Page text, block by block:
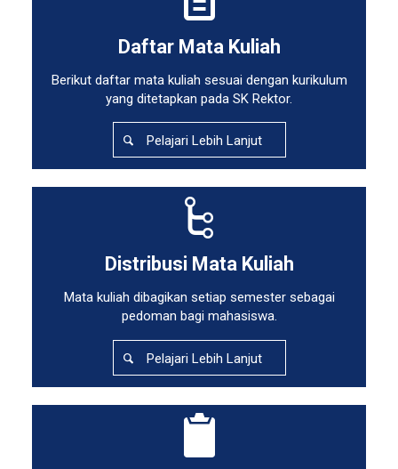
Daftar Mata Kuliah
Berikut daftar mata kuliah sesuai dengan kurikulum
yang ditetapkan pada SK Rektor.
Pelajari Lebih Lanjut
Distribusi Mata Kuliah
Mata kuliah dibagikan setiap semester sebagai
pedoman bagi mahasiswa.
Pelajari Lebih Lanjut